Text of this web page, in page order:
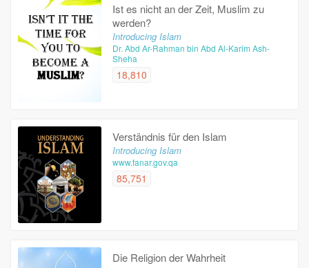
Ist es nicht an der Zeit, Muslim zu
werden?
Introducing Islam
Dr. Abd Ar-Rahman bin Abd Al-Karim Ash-
Sheha
18,810
Verständnis für den Islam
Introducing Islam
www.fanar.gov.qa
85,751
Die Religion der Wahrheit